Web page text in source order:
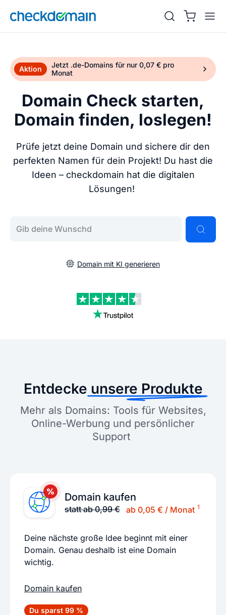
Aktion
Jetzt .de-Domains für nur 0,07 € pro
Monat
Domain Check starten,
Domain finden, loslegen!
Prüfe jetzt deine Domain und sichere dir den
perfekten Namen für dein Projekt! Du hast die
Ideen – checkdomain hat die digitalen
Lösungen!
Domain mit KI generieren
Entdecke unsere Produkte
Mehr als Domains: Tools für Websites,
Online-Werbung und persönlicher
Support
Domain kaufen
statt ab 0,99 € ab 0,05 € / Monat 1
Deine nächste große Idee beginnt mit einer
Domain. Genau deshalb ist eine Domain
wichtig.
Domain kaufen
Du sparst 99 %